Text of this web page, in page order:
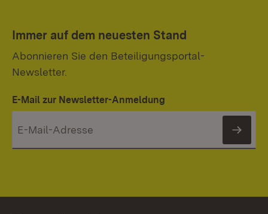
Immer auf dem neuesten Stand
Abonnieren Sie den Beteiligungsportal-
Newsletter.
E-Mail zur Newsletter-Anmeldung